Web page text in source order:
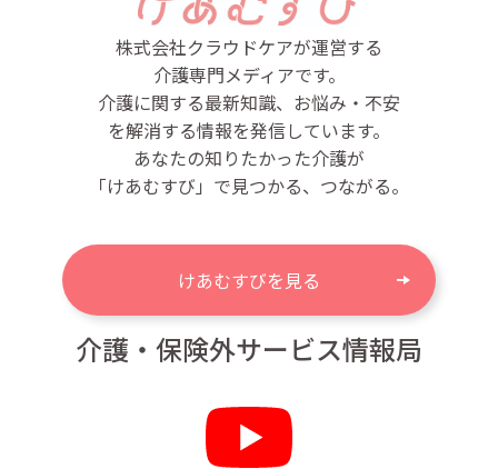
株式会社クラウドケアが運営する
介護専門メディアです。
介護に関する最新知識、お悩み・不安
を解消する情報を発信しています。
あなたの知りたかった介護が
「けあむすび」で見つかる、つながる。
けあむすびを見る
介護・保険外サービス情報局